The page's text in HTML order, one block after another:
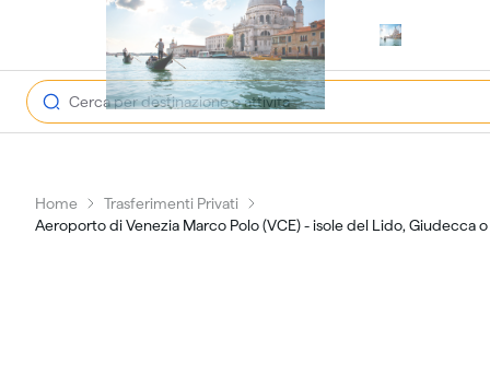
Home
Trasferimenti Privati
Aeroporto di Venezia Marco Polo (VCE) - isole del Lido, Giudecca